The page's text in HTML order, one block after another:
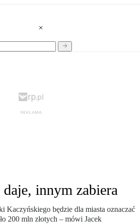
innym zabiera
Kaczyńskiego będzie dla miasta oznaczać
200 mln złotych – mówi Jacek